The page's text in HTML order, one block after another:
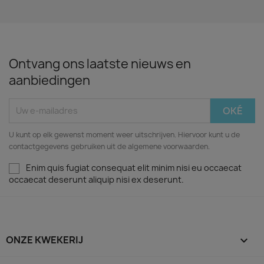
Ontvang ons laatste nieuws en
aanbiedingen
U kunt op elk gewenst moment weer uitschrijven. Hiervoor kunt u de
contactgegevens gebruiken uit de algemene voorwaarden.
Enim quis fugiat consequat elit minim nisi eu occaecat
occaecat deserunt aliquip nisi ex deserunt.
ONZE KWEKERIJ 